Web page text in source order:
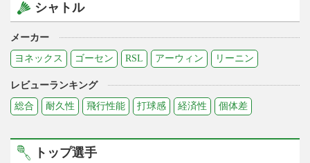
シャトル
メーカー
ヨネックス
ゴーセン RSL アーウィン リーニン
レビューランキング
総合
耐久性 飛行性能 打球感 経済性 個体差
トップ選手